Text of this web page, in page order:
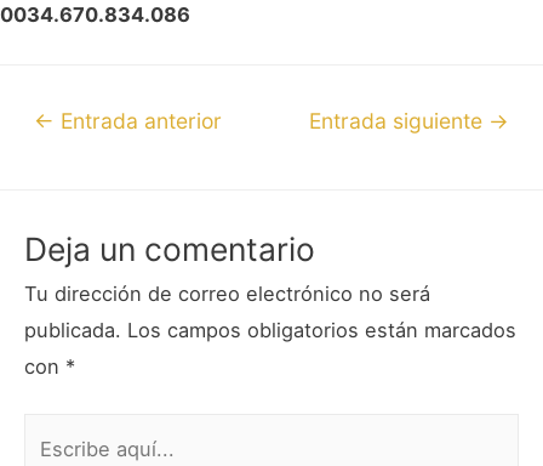
0034.670.834.086
← Entrada anterior Entrada siguiente →
Deja un comentario
Tu dirección de correo electrónico no será
publicada. Los campos obligatorios están marcados
con *